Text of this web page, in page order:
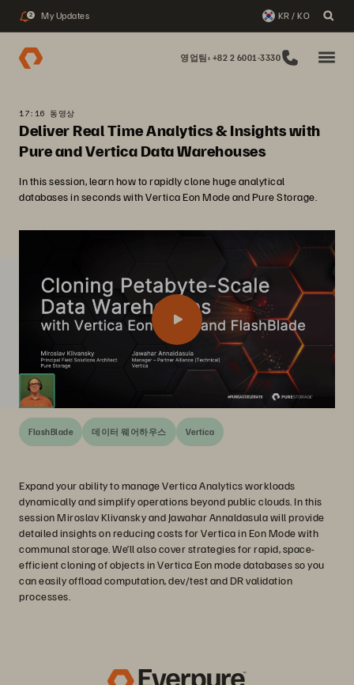
2 My Updates KR / KO
영업팀: +82 2 6001-3330
17:16 동영상
Deliver Real Time Analytics & Insights with
Pure and Vertica Data Warehouses
In this session, learn how to rapidly clone huge analytical
databases in seconds with Vertica Eon Mode and Pure Storage.
FlashBlade 데이터 웨어하우스 Vertica
Expand your ability to manage Vertica Analytics workloads
dynamically and simplify operations beyond public clouds. In this
session Miroslav Klivansky and Jawahar Annaldasula will provide
detailed insights on reducing costs for Vertica in Eon Mode with
communal storage. We’ll also cover strategies for rapid, space-
efficient cloning of objects in Vertica Eon mode databases so you
can easily offload computation, dev/test and DR validation
processes.